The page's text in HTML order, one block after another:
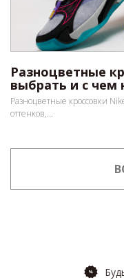
Разноцветные
выбрать и с чем
Разноцветные кроссовки
оттенков,...